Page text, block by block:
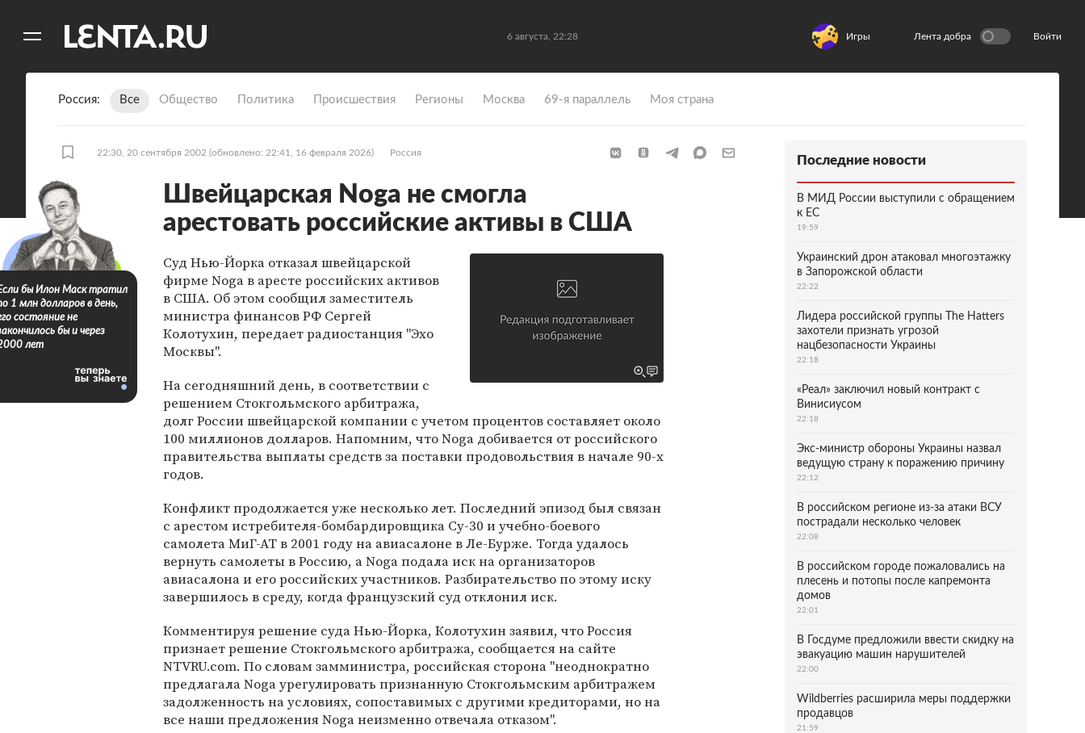
6 августа, 22:28 Игры Лента добра Войти
Россия Все Общество Политика Происшествия Регионы Москва 69-я параллель Моя страна
22:30, 20 сентября 2002 (обновлено: 22:41, 16 февраля 2026) Россия
Швейцарская Noga не смогла
арестовать российские активы в США
Суд Нью-Йорка отказал швейцарской
фирме Noga в аресте российских активов
в США. Об этом сообщил заместитель
министра финансов РФ Сергей
Колотухин, передает радиостанция "Эхо
Москвы".
На сегодняшний день, в соответствии с
решением Стокгольмского арбитража,
долг России швейцарской компании с учетом процентов составляет около
100 миллионов долларов. Напомним, что Noga добивается от российского
правительства выплаты средств за поставки продовольствия в начале 90-х
годов.
Конфликт продолжается уже несколько лет. Последний эпизод был связан
с арестом истребителя-бомбардировщика Су-30 и учебно-боевого
самолета МиГ-АТ в 2001 году на авиасалоне в Ле-Бурже. Тогда удалось
вернуть самолеты в Россию, а Noga подала иск на организаторов
авиасалона и его российских участников. Разбирательство по этому иску
завершилось в среду, когда французский суд отклонил иск.
Комментируя решение суда Нью-Йорка, Колотухин заявил, что Россия
признает решение Стокгольмского арбитража, сообщается на сайте
NTVRU.com. По словам замминистра, российская сторона "неоднократно
предлагала Noga урегулировать признанную Стокгольмским арбитражем
задолженность на условиях, сопоставимых с другими кредиторами, но на
все наши предложения Noga неизменно отвечала отказом".
бы Илон Маск тратил
1 млн долларов в день,
состояние не
бы и через
лет
Последние новости
В МИД России выступили с обращением
к ЕС
19:59
Украинский дрон атаковал многоэтажку
в Запорожской области
22:22
Лидера российской группы The Hatters
захотели признать угрозой
нацбезопасности Украины
22:18
«Реал» заключил новый контракт с
Винисиусом
22:18
Экс-министр обороны Украины назвал
ведущую страну к поражению причину
22:12
В российском регионе из-за атаки ВСУ
пострадали несколько человек
22:08
В российском городе пожаловались на
плесень и потопы после капремонта
домов
22:01
В Госдуме предложили ввести скидку на
эвакуацию машин нарушителей
22:00
Wildberries расширила меры поддержки
продавцов
21:59